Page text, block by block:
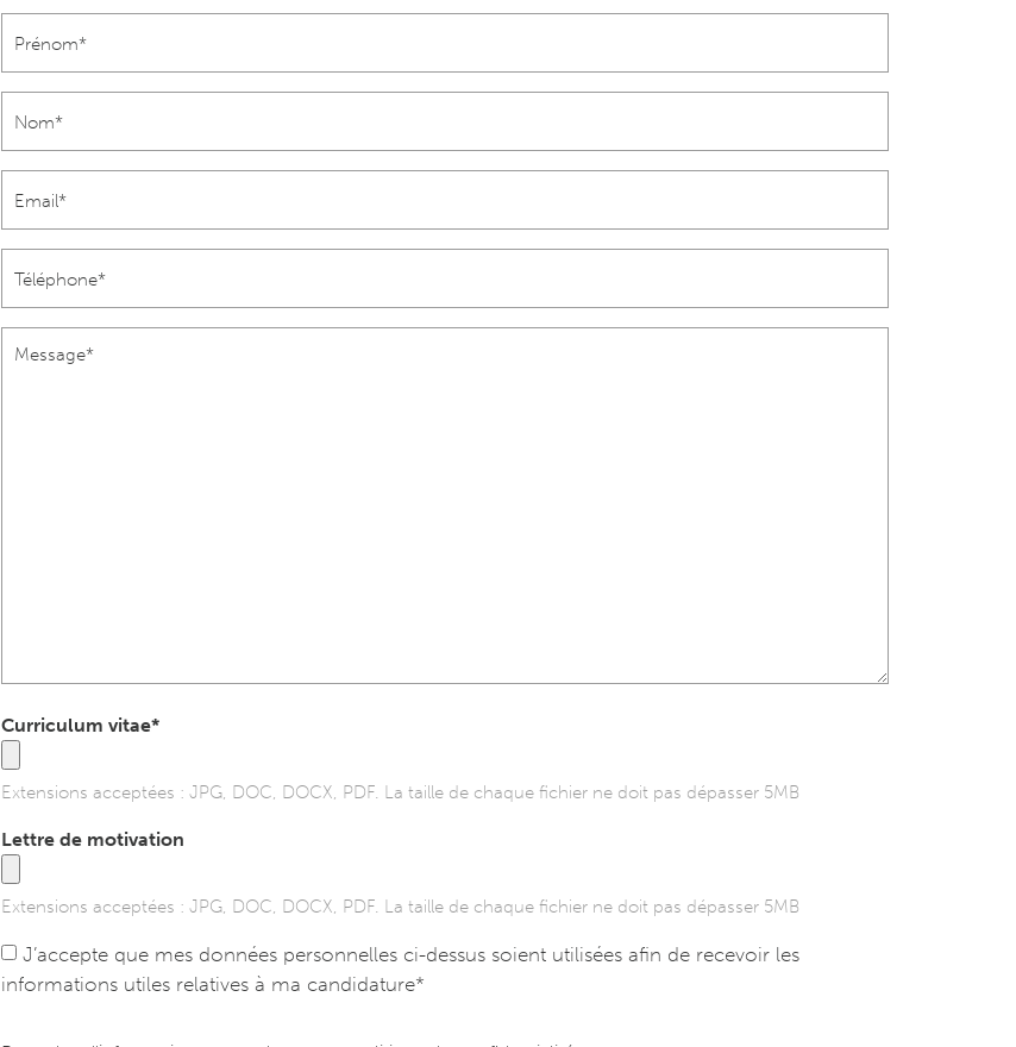
Curriculum vitae*
Extensions acceptées : JPG, DOC, DOCX, PDF. La taille de chaque fichier ne doit pas dépasser 5MB
Lettre de motivation
Extensions acceptées : JPG, DOC, DOCX, PDF. La taille de chaque fichier ne doit pas dépasser 5MB
J’accepte que mes données personnelles ci-dessus soient utilisées afin de recevoir les
informations utiles relatives à ma candidature*